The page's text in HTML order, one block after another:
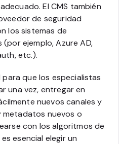
El CMS también
de seguridad
los sistemas de
ejemplo, Azure AD,
etc.).
que los especialistas
una vez, entregar en
nuevos canales y
nuevos o
con los algoritmos de
esencial elegir un